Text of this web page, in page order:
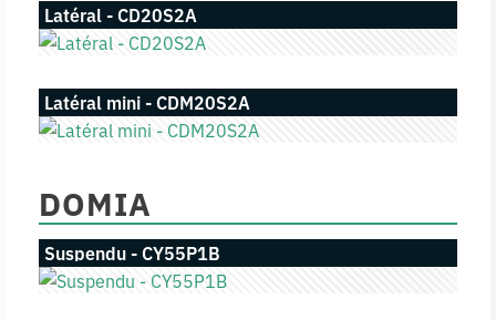
Latéral - CD20S2A
Latéral mini - CDM20S2A
DOMIA
Suspendu - CY55P1B